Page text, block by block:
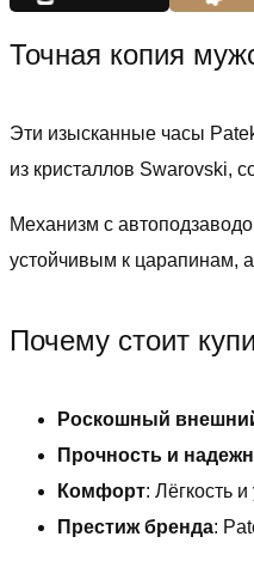
Точная копия
Эти изысканные часы
из кристаллов Swarovski,
Механизм с
устойчивым к царапинам,
Почему стоит
Роскошный
Прочность и
Комфорт: Лёгкость
Престиж бренда: